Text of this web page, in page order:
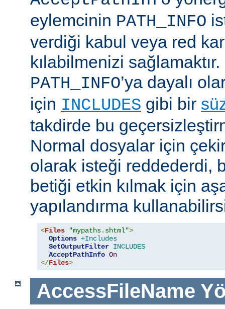
eylemcinin PATH_INFO
verdiği kabul veya red
kılabilmenizi
PATH_INFO’ya dayalı
için INCLUDES gibi bir
takdirde bu
Normal dosyalar için
olarak isteği reddederdi,
betiği etkin kılmak için
yapılandırma
<Files "mypaths.shtml">
Options +Includes
SetOutputFilter INCLUDES
AcceptPathInfo On
</Files>
AccessFileName